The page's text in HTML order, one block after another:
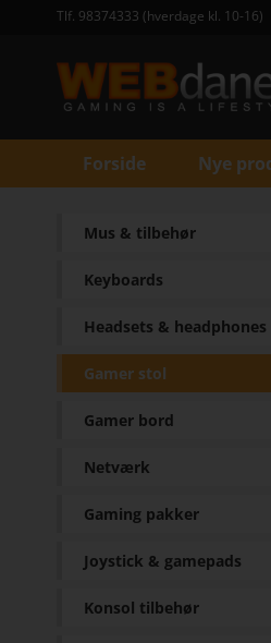
Tlf. 98374333 (hverdage kl. 10-16)
Forside Nye
Mus & tilbehør
Keyboards
Headsets & headphones
Gamer stol
Gamer bord
Netværk
Gaming pakker
Joystick & gamepads
Konsol tilbehør